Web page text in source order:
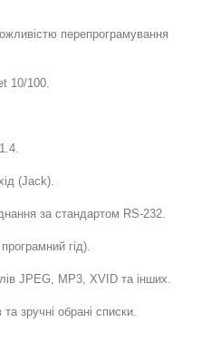
перепрограмування
10/100.
(Jack).
за стандартом RS-232.
гід).
JPEG, MP3, XVID та інших.
зручні обрані списки.